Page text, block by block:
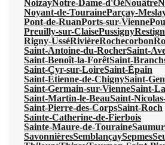
NoizayNotre-Dame-d'OéNouâtre
Noyant-de-TouraineParçay-
Pont-de-RuanPorts-sur-Vienne
Preuilly-sur-ClaisePussigny
Rigny-UsséRivièreRochecorbon
Saint-Antoine-du-RocherSaint-
Saint-Benoît-la-ForêtSaint-
Saint-Cyr-sur-LoireSaint-Épain
Saint-Étienne-de-ChignySaint-
Saint-Germain-sur-VienneSaint-
Saint-Martin-le-BeauSaint-
Saint-Pierre-des-CorpsSaint-Roch
Sainte-Catherine-de-Fierbois
Sainte-Maure-de-TouraineSaumur
SavonnièresSemblançaySepmes